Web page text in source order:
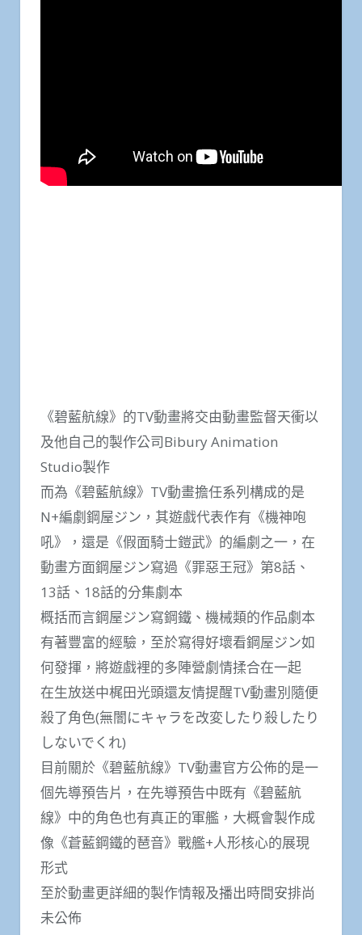
《碧藍航線》的TV動畫將交由動畫監督天衝以
及他自己的製作公司Bibury Animation
Studio製作
而為《碧藍航線》TV動畫擔任系列構成的是
N+編劇鋼屋ジン，其遊戲代表作有《機神咆
吼》，還是《假面騎士鎧武》的編劇之一，在
動畫方面鋼屋ジン寫過《罪惡王冠》第8話、
13話、18話的分集劇本
概括而言鋼屋ジン寫鋼鐵、機械類的作品劇本
有著豐富的經驗，至於寫得好壞看鋼屋ジン如
何發揮，將遊戲裡的多陣營劇情揉合在一起
在生放送中梶田光頭還友情提醒TV動畫別隨便
殺了角色(無闇にキャラを改変したり殺したり
しないでくれ)
目前關於《碧藍航線》TV動畫官方公佈的是一
個先導預告片，在先導預告中既有《碧藍航
線》中的角色也有真正的軍艦，大概會製作成
像《蒼藍鋼鐵的琶音》戰艦+人形核心的展現
形式
至於動畫更詳細的製作情報及播出時間安排尚
未公佈